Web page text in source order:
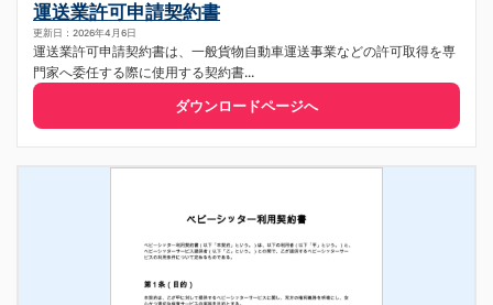
運送業許可申請契約書
更新日：2026年4月6日
運送業許可申請契約書は、一般貨物自動車運送事業などの許可取得を専
門家へ委任する際に使用する契約書...
ダウンロードページへ